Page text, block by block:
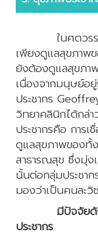
ในศตว
เพียงดูแลสุขภาพ
ยังต้องดูแลสุขภา
เนื่องจากมนุษย์อ
ประชากร
วิทยาคลินิกได้กล่
ประชากรคือ การ
ดูแลสุขภาพของทั้
สาธารณสุข ซึ่งมุ่ง
นั้นต่อกลุ่มประชา
มองว่าเป็นคนละ
มีปัจจัย
ประชากร